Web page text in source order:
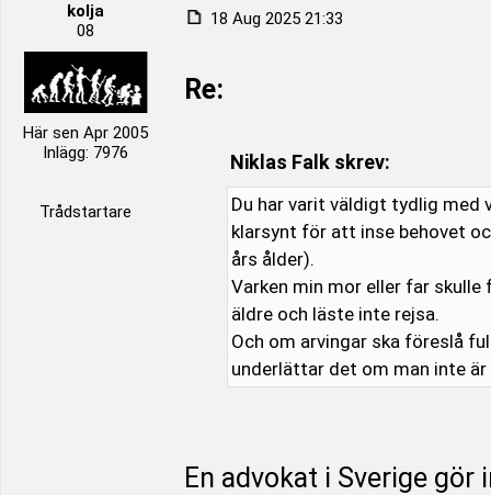
kolja
08
Här sen Apr 2005
Inlägg: 7976
Trådstartare
18 Aug 2025 21:33
Re:
Niklas Falk skrev:
Du har varit väldigt tydlig med
klarsynt för att inse behovet
års ålder).
Varken min mor eller far
äldre och läste inte rejsa.
Och om arvingar ska föreslå
underlättar det om man inte är
En advokat i Sverige